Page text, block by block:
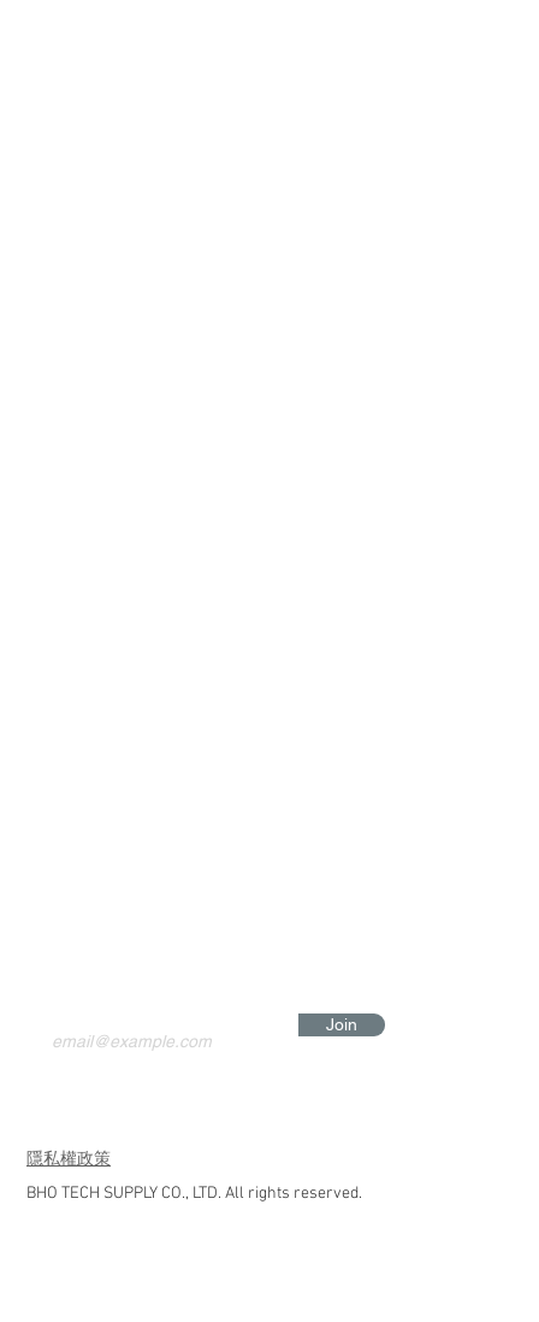
Join
​隱私權政策
BHO TECH SUPPLY CO., LTD. All rights reserved.